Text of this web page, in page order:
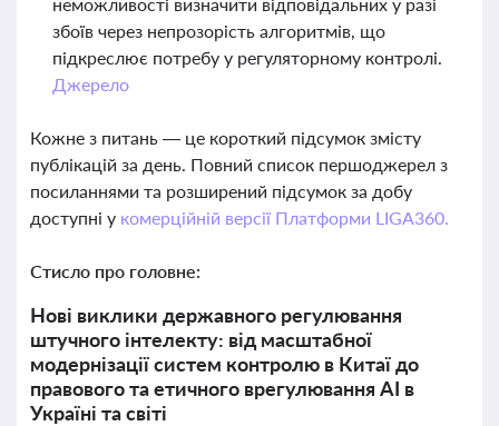
збоїв через непрозорість алгоритмів, що
підкреслює потребу у регуляторному контролі.
Джерело
Кожне з питань — це короткий підсумок змісту
публікацій за день. Повний список першоджерел з
посиланнями та розширений підсумок за добу
доступні у комерційній версії Платформи LIGA360.
Стисло про головне:
Нові виклики державного регулювання
штучного інтелекту: від масштабної
модернізації систем контролю в Китаї до
правового та етичного врегулювання AI в
Україні та світі